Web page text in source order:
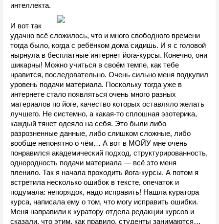
интеллекта.
И вот так
удачно всё сложилось, что и много свободного времени
тогда было, когда с ребёнком дома сидишь. И я с головой
нырнула в бесплатные интернет йога-курсы. Конечно, они
шикарны! Можно учиться в своём темпе, как тебе
нравится, последовательно. Очень сильно меня подкупил
уровень подачи материала. Поскольку тогда уже в
интернете стало появляться очень много разных
материалов по йоге, качество которых оставляло желать
лучшего. Не системно, а какая-то сплошная эзотерика,
каждый тянет одеяло на себя. Это были либо
разрозненные данные, либо слишком сложные, либо
вообще непонятно о чём… А вот в МОЙУ мне очень
понравился академический подход, структурированность,
однородность подачи материала — всё это меня
пленило. Так я начала проходить йога-курсы. А потом я
встретила несколько ошибок в тексте, опечаток и
подумала: непорядок, надо исправить! Нашла куратора
курса, написала ему о том, что могу исправить ошибки.
Меня направили к куратору отдела редакции курсов и
сказали, что этим, как правило, студенты занимаются…